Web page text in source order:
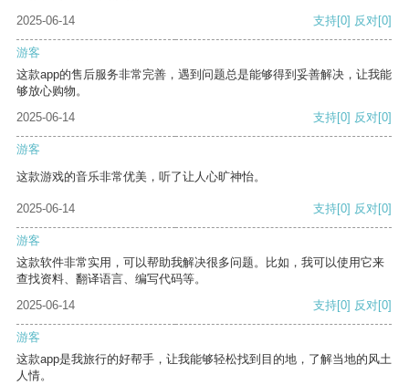
2025-06-14
支持[0] 反对[0]
游客
这款app的售后服务非常完善，遇到问题总是能够得到妥善解决，让我能
够放心购物。
2025-06-14
支持[0] 反对[0]
游客
这款游戏的音乐非常优美，听了让人心旷神怡。
2025-06-14 支持[0] 反对[0]
游客
这款软件非常实用，可以帮助我解决很多问题。比如，我可以使用它来
查找资料、翻译语言、编写代码等。
2025-06-14
支持[0] 反对[0]
游客
这款app是我旅行的好帮手，让我能够轻松找到目的地，了解当地的风土
人情。